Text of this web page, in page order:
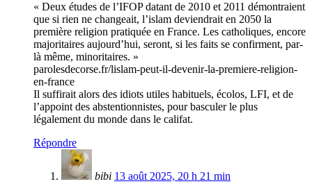
« Deux études de l’IFOP datant de 2010 et 2011 démontraient
que si rien ne changeait, l’islam deviendrait en 2050 la
première religion pratiquée en France. Les catholiques, encore
majoritaires aujourd’hui, seront, si les faits se confirment, par-
là même, minoritaires. »
parolesdecorse.fr/lislam-peut-il-devenir-la-premiere-religion-
en-france
Il suffirait alors des idiots utiles habituels, écolos, LFI, et de
l’appoint des abstentionnistes, pour basculer le plus
légalement du monde dans le califat.
Répondre
bibi 13 août 2025, 20 h 21 min